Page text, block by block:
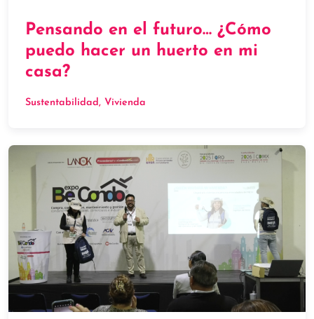
Pensando en el futuro… ¿Cómo
puedo hacer un huerto en mi
casa?
Sustentabilidad , Vivienda